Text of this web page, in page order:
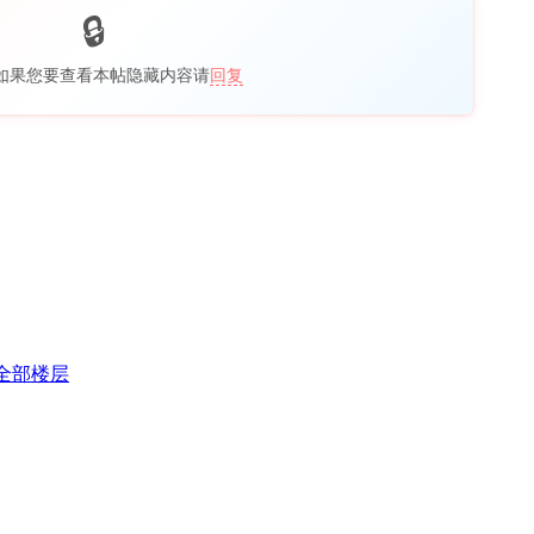
果您要查看本帖隐藏内容请回复
部楼层